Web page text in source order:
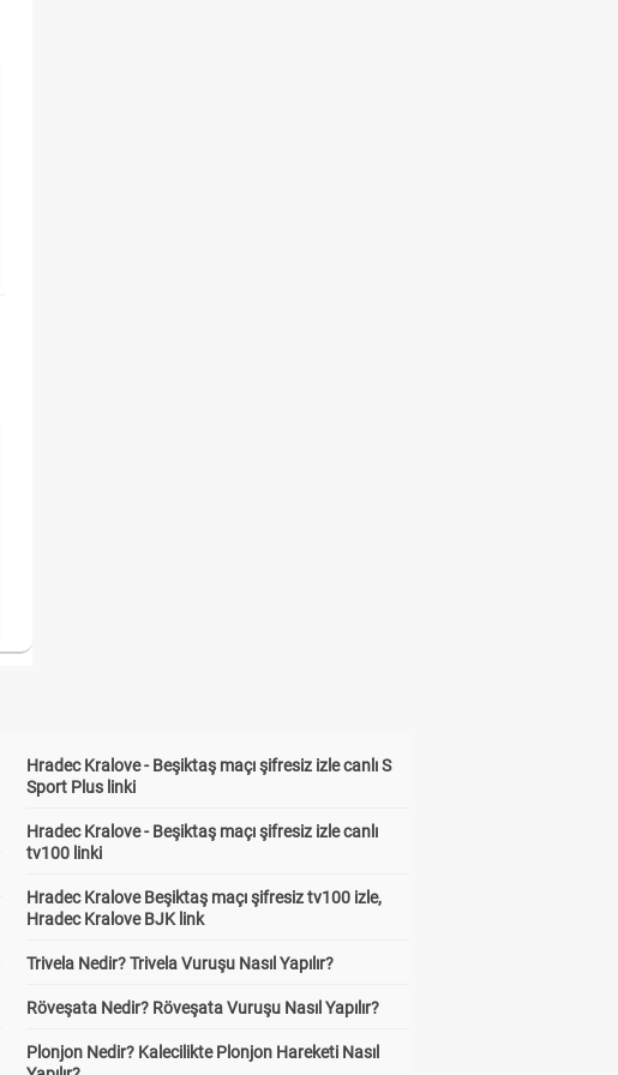
Hradec Kralove - Beşiktaş maçı şifresiz izle canlı S
Sport Plus linki
Hradec Kralove - Beşiktaş maçı şifresiz izle canlı
tv100 linki
Hradec Kralove Beşiktaş maçı şifresiz tv100 izle,
Hradec Kralove BJK link
Trivela Nedir? Trivela Vuruşu Nasıl Yapılır?
Röveşata Nedir? Röveşata Vuruşu Nasıl Yapılır?
Plonjon Nedir? Kalecilikte Plonjon Hareketi Nasıl